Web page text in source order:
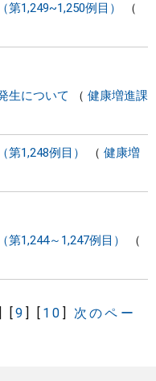
1,249~1,250例目）
生について 健康増進課
1,248例目）
健康増
1,244～1,247例目）
[9 ] [ 10 ]
次のペー